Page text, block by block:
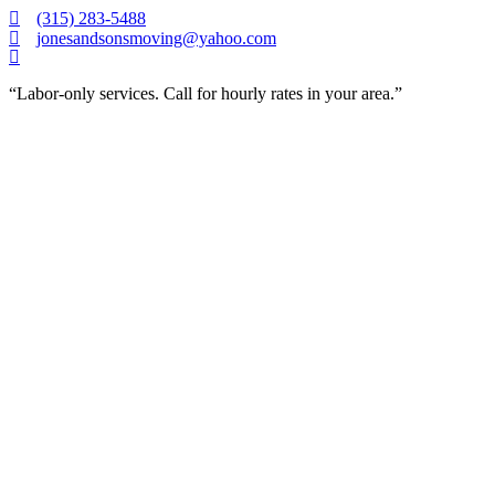
Skip
to
content
(315) 283-5488
jonesandsonsmoving@yahoo.com
“Labor-only services. Call for hourly rates in your area.”